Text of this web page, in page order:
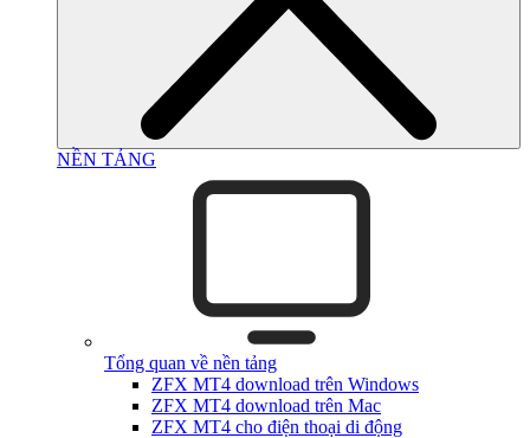
NỀN TẢNG
Tổng quan về nền tảng
ZFX MT4 download trên Windows
ZFX MT4 download trên Mac
ZFX MT4 cho điện thoại di động